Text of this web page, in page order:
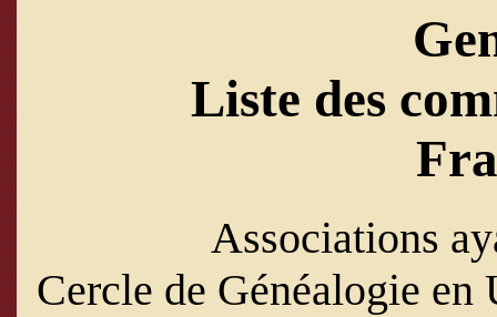
Liste des
Associations
Cercle de Généalogie en